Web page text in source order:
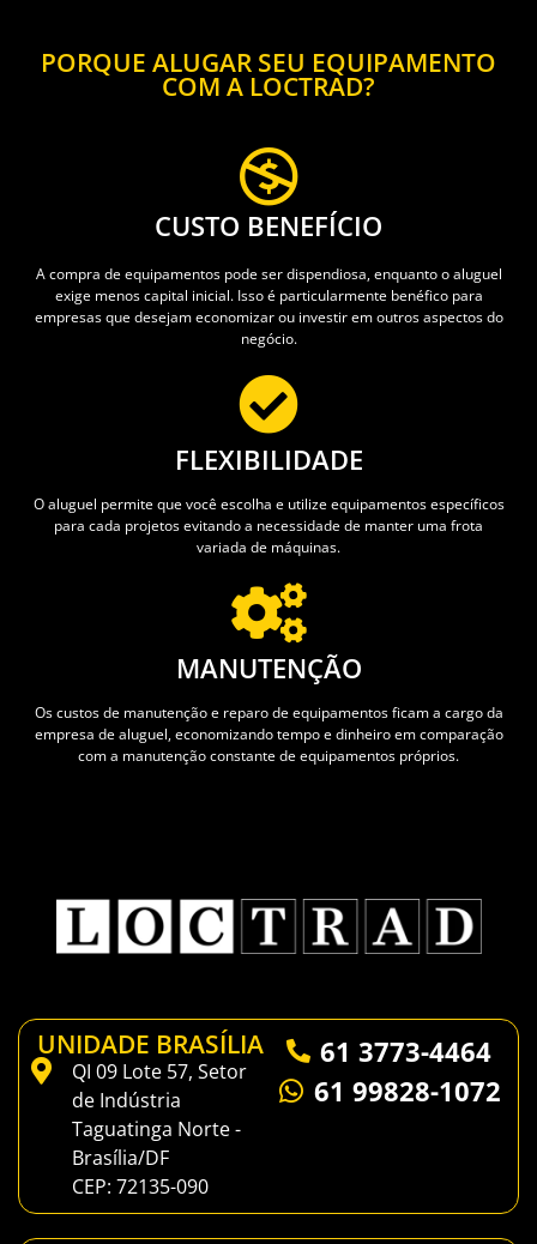
PORQUE ALUGAR SEU EQUIPAMENTO
COM A LOCTRAD?
CUSTO BENEFÍCIO
A compra de equipamentos pode ser dispendiosa, enquanto o aluguel
exige menos capital inicial. Isso é particularmente benéfico para
empresas que desejam economizar ou investir em outros aspectos do
negócio.
FLEXIBILIDADE
O aluguel permite que você escolha e utilize equipamentos específicos
para cada projetos evitando a necessidade de manter uma frota
variada de máquinas.
MANUTENÇÃO
Os custos de manutenção e reparo de equipamentos ficam a cargo da
empresa de aluguel, economizando tempo e dinheiro em comparação
com a manutenção constante de equipamentos próprios.
UNIDADE BRASÍLIA
QI 09 Lote 57, Setor
de Indústria
Taguatinga Norte -
Brasília/DF
CEP: 72135-090
61 3773-4464
61 99828-1072